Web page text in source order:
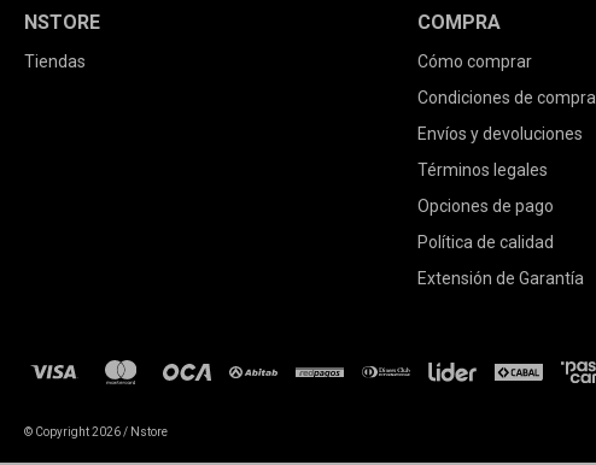
NSTORE
Tiendas
COMPRA
Cómo comprar
Condiciones de compra
Envíos y devoluciones
Términos legales
Opciones de pago
Política de calidad
Extensión de Garantía
© Copyright 2026 / Nstore